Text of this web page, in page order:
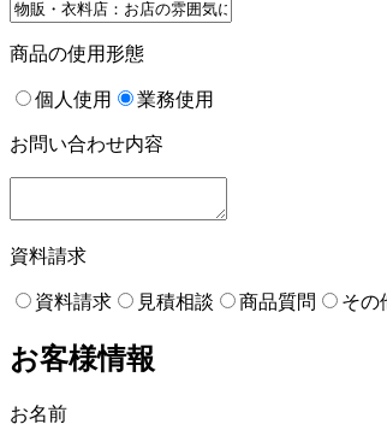
商品の使用形態
個人使用 業務使用
お問い合わせ内容
資料請求
資料請求 見積相談 商品質問 その
お客様情報
お名前